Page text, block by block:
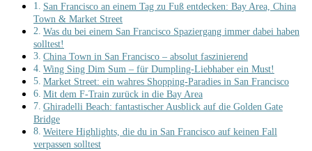
San Francisco an einem Tag zu Fuß entdecken: Bay Area, China
Town & Market Street
Was du bei einem San Francisco Spaziergang immer dabei haben
solltest!
China Town in San Francisco – absolut faszinierend
Wing Sing Dim Sum – für Dumpling-Liebhaber ein Must!
Market Street: ein wahres Shopping-Paradies in San Francisco
Mit dem F-Train zurück in die Bay Area
Ghiradelli Beach: fantastischer Ausblick auf die Golden Gate
Bridge
Weitere Highlights, die du in San Francisco auf keinen Fall
verpassen solltest